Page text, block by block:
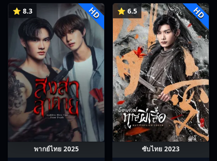
⭐ 8.3 HD
พากย์ไทย 2025
⭐ 6.5 HD
ซับไทย 2023